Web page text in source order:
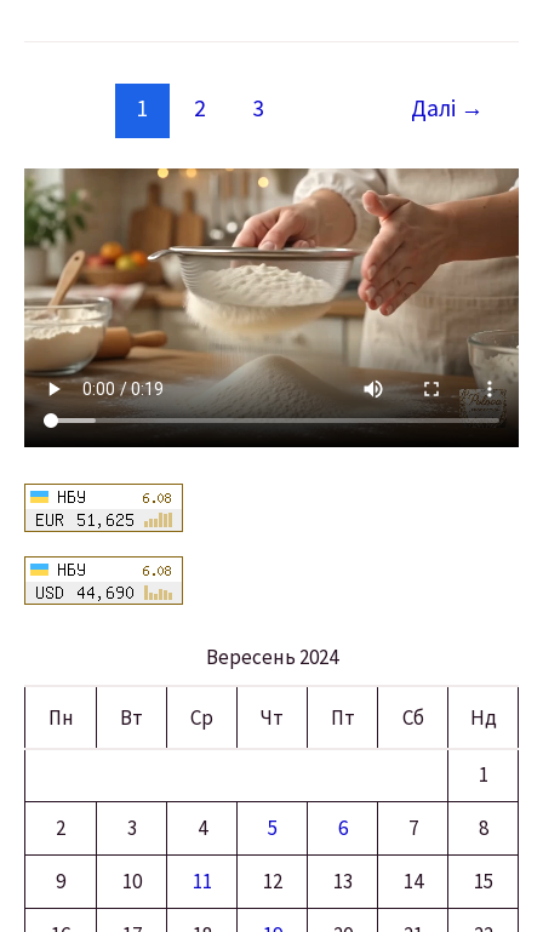
1 2 3 Далі →
Вересень 2024
Пн Вт Ср Чт Пт Сб Нд
1
2
3 4 5 6 7
8
9
10 11 12 13 14
15